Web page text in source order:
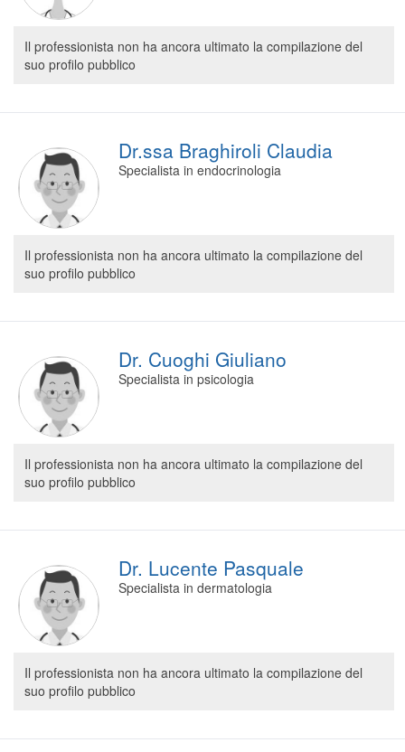
Il professionista non ha ancora ultimato la compilazione del
suo profilo pubblico
Dr.ssa Braghiroli Claudia
Specialista in endocrinologia
Il professionista non ha ancora ultimato la compilazione del
suo profilo pubblico
Dr. Cuoghi Giuliano
Specialista in psicologia
Il professionista non ha ancora ultimato la compilazione del
suo profilo pubblico
Dr. Lucente Pasquale
Specialista in dermatologia
Il professionista non ha ancora ultimato la compilazione del
suo profilo pubblico